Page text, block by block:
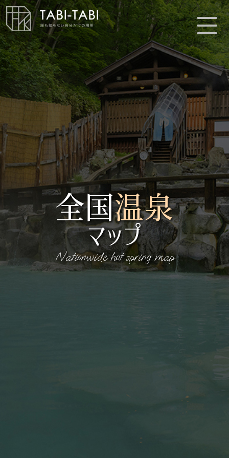
全国温泉
マップ
Nationwide hot spring map